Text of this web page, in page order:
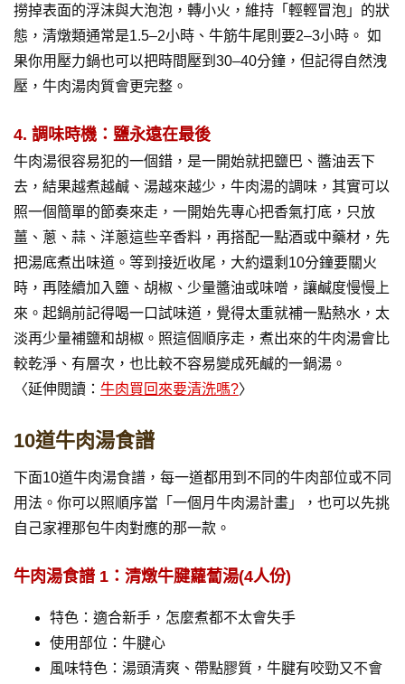
撈掉表面的浮沫與大泡泡，轉小火，維持「輕輕冒泡」的狀
態，清燉類通常是1.5–2小時、牛筋牛尾則要2–3小時。 如
果你用壓力鍋也可以把時間壓到30–40分鐘，但記得自然洩
壓，牛肉湯肉質會更完整。
4. 調味時機：鹽永遠在最後
牛肉湯很容易犯的一個錯，是一開始就把鹽巴、醬油丟下
去，結果越煮越鹹、湯越來越少，牛肉湯的調味，其實可以
照一個簡單的節奏來走，一開始先專心把香氣打底，只放
薑、蔥、蒜、洋蔥這些辛香料，再搭配一點酒或中藥材，先
把湯底煮出味道。等到接近收尾，大約還剩10分鐘要關火
時，再陸續加入鹽、胡椒、少量醬油或味噌，讓鹹度慢慢上
來。起鍋前記得喝一口試味道，覺得太重就補一點熱水，太
淡再少量補鹽和胡椒。照這個順序走，煮出來的牛肉湯會比
較乾淨、有層次，也比較不容易變成死鹹的一鍋湯。
〈延伸閱讀： 牛肉買回來要清洗嗎?〉
10道牛肉湯食譜
下面10道牛肉湯食譜，每一道都用到不同的牛肉部位或不同
用法。你可以照順序當「一個月牛肉湯計畫」，也可以先挑
自己家裡那包牛肉對應的那一款。
牛肉湯食譜 1：清燉牛腱蘿蔔湯(4人份)
特色：適合新手，怎麼煮都不太會失手
使用部位：牛腱心
風味特色：湯頭清爽、帶點膠質，牛腱有咬勁又不會